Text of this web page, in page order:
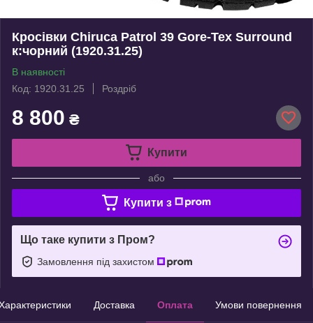
Кросівки Chiruca Patrol 39 Gore-Tex Surround
к:чорний (1920.31.25)
В наявності
Код: 1920.31.25
Роздріб
8 800 ₴
Купити
або
Купити з
Що таке купити з Пром?
Замовлення під захистом
Доставка Оплата Умови повернення